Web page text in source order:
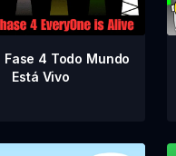
Fase 4 Todo Mundo
Está Vivo